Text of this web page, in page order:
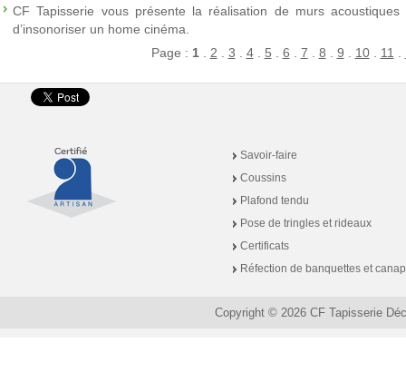
CF Tapisserie vous présente la réalisation de murs
d’insonoriser un home cinéma.
Page : 1. 2 3 4. 5 6 7 8 9 10. 11
Savoir-faire
Coussins
Plafond tendu
Pose de tringles et rideaux
Certificats
Réfection de banquettes et
Copyright © 2026 CF Tapisserie